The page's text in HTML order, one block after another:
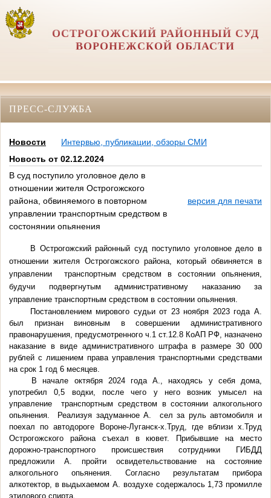
ОСТРОГОЖСКИЙ РАЙОННЫЙ СУД
ВОРОНЕЖСКОЙ ОБЛАСТИ
ПРЕСС-СЛУЖБА
Новости
Интервью, публикации, обзоры СМИ
Новость от 02.12.2024
В суд поступило уголовное дело в
отношении жителя Острогожского
района, обвиняемого в повторном
управлении транспортным средством в
состонянии опьянения
версия для печати
В Острогожский районный суд поступило уголовное дело в
отношении жителя Острогожского района, который обвиняется в
управлении транспортным средством в состоянии опьянения,
будучи подвергнутым административному наказанию за
управление транспортным средством в состоянии опьянения.
Постановлением мирового судьи от 23 ноября 2023 года А.
был признан виновным в совершении административного
правонарушения, предусмотренного ч.1 ст.12.8 КоАП РФ, назначено
наказание в виде административного штрафа в размере 30 000
рублей с лишением права управления транспортными средствами
на срок 1 год 6 месяцев.
В начале октября 2024 года А., находясь у себя дома,
употребил 0,5 водки, после чего у него возник умысел на
управление транспортным средством в состоянии алкогольного
опьянения. Реализуя задуманное А. сел за руль автомобиля и
поехал по автодороге Вороне-Луганск-х.Труд, где вблизи х.Труд
Острогожского района съехал в кювет. Прибывшие на место
дорожно-транспортного происшествия сотрудники ГИБДД
предложили А. пройти освидетельствование на состояние
алкогольного опьянения. Согласно результатам прибора
алкотектор, в выдыхаемом А. воздухе содержалось 1,73 промилле
этилового спирта.